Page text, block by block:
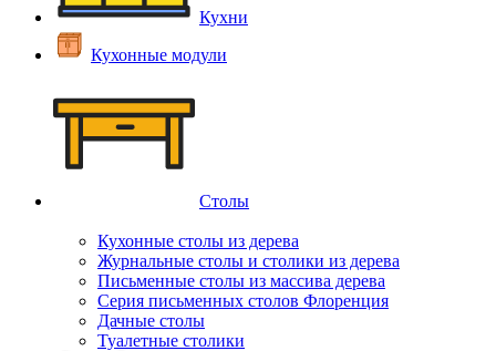
Кухни
Кухонные модули
Столы
Кухонные столы из дерева
Журнальные столы и столики из дерева
Письменные столы из массива дерева
Серия письменных столов Флоренция
Дачные столы
Туалетные столики